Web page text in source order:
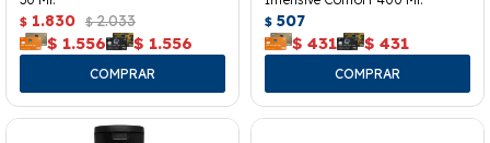
$ 1.830 $ 2.033
$ 1.556 $ 1.556
$ 507
$ 431 $ 431